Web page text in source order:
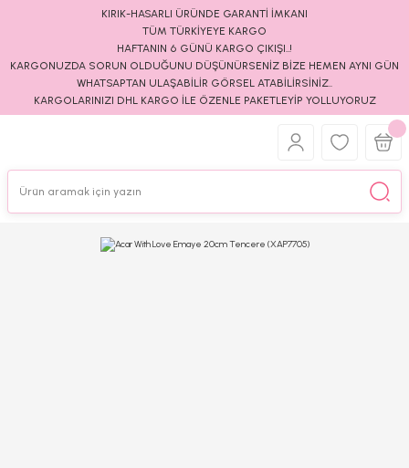
KIRIK-HASARLI ÜRÜNDE GARANTİ İMKANI
TÜM TÜRKİYEYE KARGO
HAFTANIN 6 GÜNÜ KARGO ÇIKIŞI..!
KARGONUZDA SORUN OLDUĞUNU DÜŞÜNÜRSENİZ BİZE HEMEN AYNI GÜN
WHATSAPTAN ULAŞABİLİR GÖRSEL ATABİLİRSİNİZ..
KARGOLARINIZI DHL KARGO İLE ÖZENLE PAKETLEYİP YOLLUYORUZ